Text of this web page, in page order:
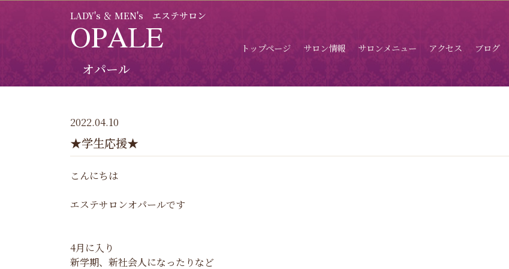
LADY's ＆ MEN's エステサロン
OPALE
オパール
トップページ サロン情報 サロンメニュー アクセス ブログ
2022.04.10
★学生応援★
こんにちは
エステサロンオパールです
4月に入り
新学期、新社会人になったりなど